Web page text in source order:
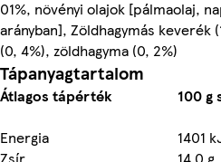
01%, növényi olajok [pálmaolaj,
arányban], Zöldhagymás keverék
(0, 4%), zöldhagyma (0, 2%)
Tápanyagtartalom
Átlagos tápérték 100 g
Energia
1401
Zsír
14,0 g